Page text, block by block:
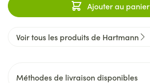
Ajouter au panier
Voir tous les produits de Hartmann
Méthodes de livraison disponibles